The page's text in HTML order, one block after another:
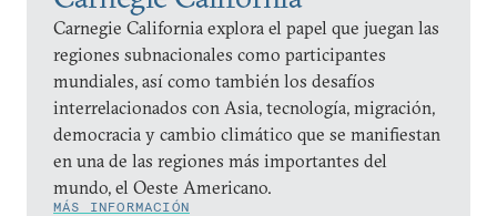
Carnegie California explora el papel que juegan las
regiones subnacionales como participantes
mundiales, así como también los desafíos
interrelacionados con Asia, tecnología, migración,
democracia y cambio climático que se manifiestan
en una de las regiones más importantes del
mundo, el Oeste Americano.
MÁS INFORMACIÓN